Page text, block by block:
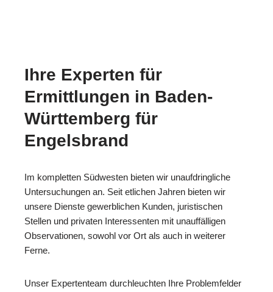
Ihre Experten für
Ermittlungen in Baden-
Württemberg für
Engelsbrand
Im kompletten Südwesten bieten wir unaufdringliche
Untersuchungen an. Seit etlichen Jahren bieten wir
unsere Dienste gewerblichen Kunden, juristischen
Stellen und privaten Interessenten mit unauffälligen
Observationen, sowohl vor Ort als auch in weiterer
Ferne.
Unser Expertenteam durchleuchten Ihre Problemfelder